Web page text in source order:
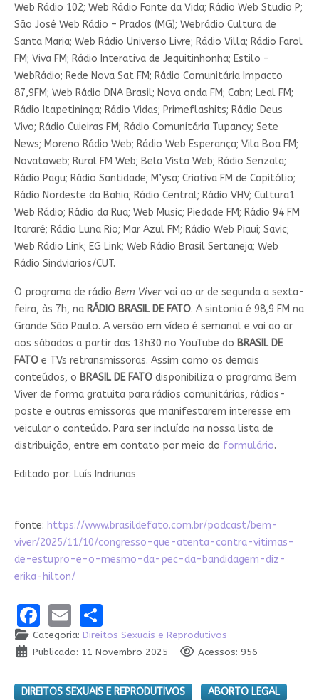
Web Rádio 102; Web Rádio Fonte da Vida; Rádio Web Studio P;
São José Web Rádio – Prados (MG); Webrádio Cultura de
Santa Maria; Web Rádio Universo Livre; Rádio Villa; Rádio Farol
FM; Viva FM; Rádio Interativa de Jequitinhonha; Estilo –
WebRádio; Rede Nova Sat FM; Rádio Comunitária Impacto
87,9FM; Web Rádio DNA Brasil; Nova onda FM; Cabn; Leal FM;
Rádio Itapetininga; Rádio Vidas; Primeflashits; Rádio Deus
Vivo; Rádio Cuieiras FM; Rádio Comunitária Tupancy; Sete
News; Moreno Rádio Web; Rádio Web Esperança; Vila Boa FM;
Novataweb; Rural FM Web; Bela Vista Web; Rádio Senzala;
Rádio Pagu; Rádio Santidade; M’ysa; Criativa FM de Capitólio;
Rádio Nordeste da Bahia; Rádio Central; Rádio VHV; Cultura1
Web Rádio; Rádio da Rua; Web Music; Piedade FM; Rádio 94 FM
Itararé; Rádio Luna Rio; Mar Azul FM; Rádio Web Piauí; Savic;
Web Rádio Link; EG Link; Web Rádio Brasil Sertaneja; Web
Rádio Sindviarios/CUT.
O programa de rádio Bem Vivervai ao ar de segunda a sexta-
feira, às 7h, na RÁDIO BRASIL DE FATO. A sintonia é 98,9 FM na
Grande São Paulo. A versão em vídeo é semanal e vai ao ar
aos sábados a partir das 13h30 no YouTube do BRASIL DE
FATOe TVs retransmissoras. Assim como os demais
conteúdos, o BRASIL DE FATOdisponibiliza o programa Bem
Viver de forma gratuita para rádios comunitárias, rádios-
poste e outras emissoras que manifestarem interesse em
veicular o conteúdo. Para ser incluído na nossa lista de
distribuição, entre em contato por meio do formulário.
Editado por: Luís Indriunas
fonte: https://www.brasildefato.com.br/podcast/bem-
viver/2025/11/10/congresso-que-atenta-contra-vitimas-
de-estupro-e-o-mesmo-da-pec-da-bandidagem-diz-
erika-hilton/
Facebook
EmailShare
Categoria: Direitos Sexuais e Reprodutivos
Publicado: 11 Novembro 2025
Acessos: 956
DIREITOS SEXUAIS E REPRODUTIVOS
ABORTO LEGAL